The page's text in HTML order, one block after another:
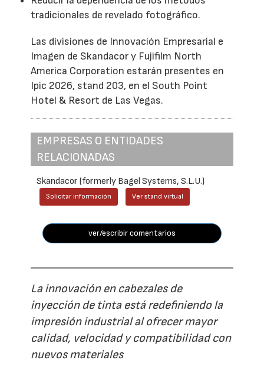
tradicionales de revelado fotográfico.
Las divisiones de Innovación Empresarial e
Imagen de Skandacor y Fujifilm North
America Corporation estarán presentes en
Ipic 2026, stand 203, en el South Point
Hotel & Resort de Las Vegas.
EMPRESAS O ENTIDADES
RELACIONADAS
Skandacor (formerly Bagel Systems, S.L.U.)
Solicitar información Ver stand virtual
ver/escribir comentarios
La innovación en cabezales de
inyección de tinta está redefiniendo la
impresión industrial al ofrecer mayor
calidad, velocidad y compatibilidad con
nuevos materiales